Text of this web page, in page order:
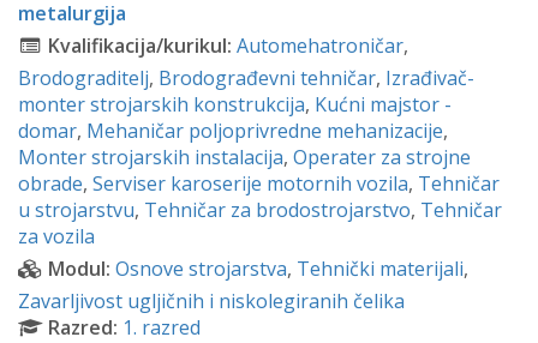
metalurgija
Kvalifikacija/kurikul: Automehatroničar,
Brodograditelj, Brodograđevni tehničar, Izrađivač-
monter strojarskih konstrukcija, Kućni majstor -
domar, Mehaničar poljoprivredne mehanizacije,
Monter strojarskih instalacija, Operater za strojne
obrade, Serviser karoserije motornih vozila, Tehničar
u strojarstvu, Tehničar za brodostrojarstvo, Tehničar
za vozila
Modul: Osnove strojarstva, Tehnički materijali,
Zavarljivost ugljičnih i niskolegiranih čelika
Razred: 1. razred